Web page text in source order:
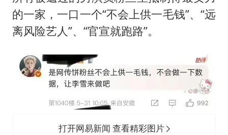
的一家，一口一个“不会上供一毛钱”、“远
离风险艺人”、“官宣就跑路”。
打开网易新闻 查看精彩图片